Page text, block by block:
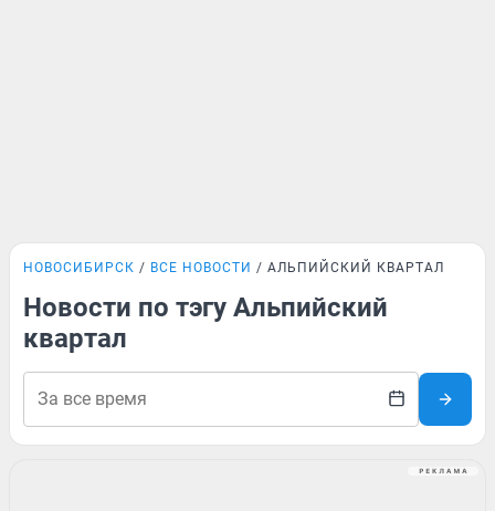
НОВОСИБИРСК ВСЕ НОВОСТИ АЛЬПИЙСКИЙ КВАРТАЛ
Новости по тэгу Альпийский
квартал